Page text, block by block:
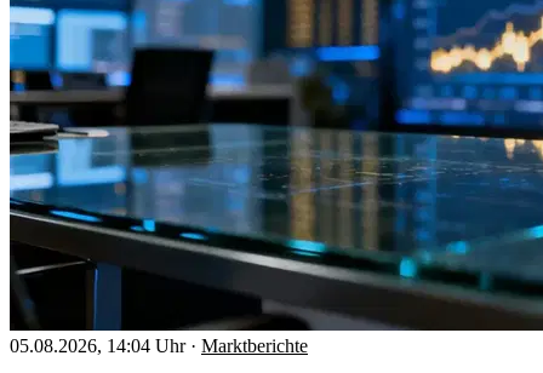
05.08.2026, 14:04 Uhr · Marktberichte